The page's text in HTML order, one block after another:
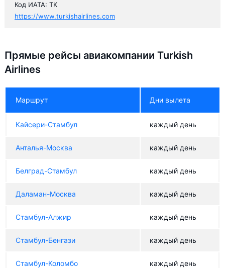
Код ИАТА: TK
https://www.turkishairlines.com
Прямые рейсы авиакомпании Turkish
Airlines
Маршрут Дни вылета
Кайсери-Стамбул каждый день
Анталья-Москва каждый день
Белград-Стамбул каждый день
Даламан-Москва каждый день
Стамбул-Алжир каждый день
Стамбул-Бенгази каждый день
Стамбул-Коломбо каждый день